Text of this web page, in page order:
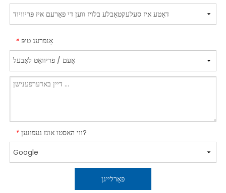
* אָנפרעג טיפּ
* ווי האסטו אונז געפונען?
פאָרלייגן